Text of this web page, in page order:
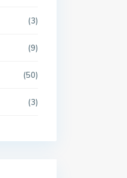
(3)
(9)
(50)
(3)